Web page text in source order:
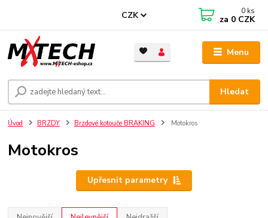
Menu
CZK
Hledat
0 ks
za 0 CZK
Úvod BRZDY Brzdové kotouče BRAKING Motokros
Motokros
Upřesnit parametry